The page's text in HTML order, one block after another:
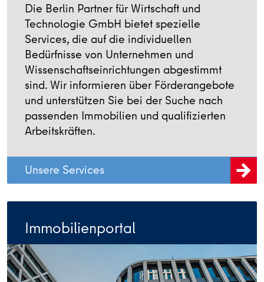
Die Berlin Partner für Wirtschaft und
Technologie GmbH bietet spezielle
Services, die auf die individuellen
Bedürfnisse von Unternehmen und
Wissenschaftseinrichtungen abgestimmt
sind. Wir informieren über Förderangebote
und unterstützen Sie bei der Suche nach
passenden Immobilien und qualifizierten
Arbeitskräften.
Unsere Services
Immobilienportal